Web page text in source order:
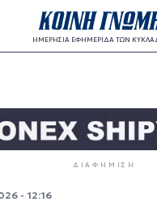
το κυρίως
ΗΜΕΡΗΣΙΑ ΕΦΗΜΕΡΙΔΑ ΤΩΝ
ΔΙΑΦΉΜΙΣΗ
- 12:16